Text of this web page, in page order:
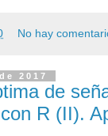
No hay
2017
de
R (II).